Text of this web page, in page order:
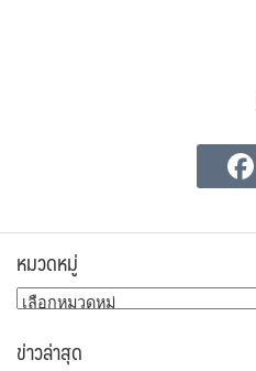
หมวดหมู่
หมวด
ข่าวล่าสุด